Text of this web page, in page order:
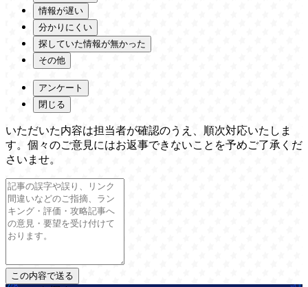
情報が遅い
分かりにくい
探していた情報が無かった
その他
アンケート
閉じる
いただいた内容は担当者が確認のうえ、順次対応いたしま
す。個々のご意見にはお返事できないことを予めご了承くだ
さいませ。